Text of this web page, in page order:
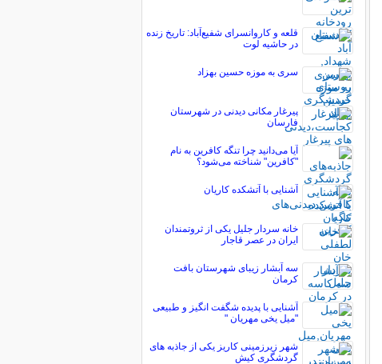
قلعه و کاروانسرای شفیع‌آباد: تاریخ زنده
در حاشیه لوت
سری به موزه حسین بهزاد
پیرغار مکانی دیدنی در شهرستان
فارسان
آیا می‌دانید چرا تنگه کافرین به نام
"کافرین" شناخته می‌شود؟
آشنایی با آتشکده کاریان
خانه سردار جلیل یکی از ثروتمندان
ایران در عصر قاجار
سه آبشار زیبای شهرستان بافت
کرمان
آشنایی با پدیده شگفت انگیز و طبیعی
"میل یخی مهریان "
شهر زیرزمینی کاریز یکی از جاذبه های
گردشگری کیش